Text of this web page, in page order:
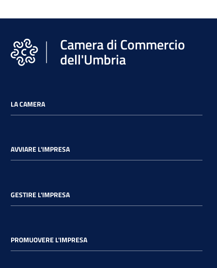
Camera di Commercio
dell'Umbria
LA CAMERA
AVVIARE L'IMPRESA
GESTIRE L'IMPRESA
PROMUOVERE L'IMPRESA